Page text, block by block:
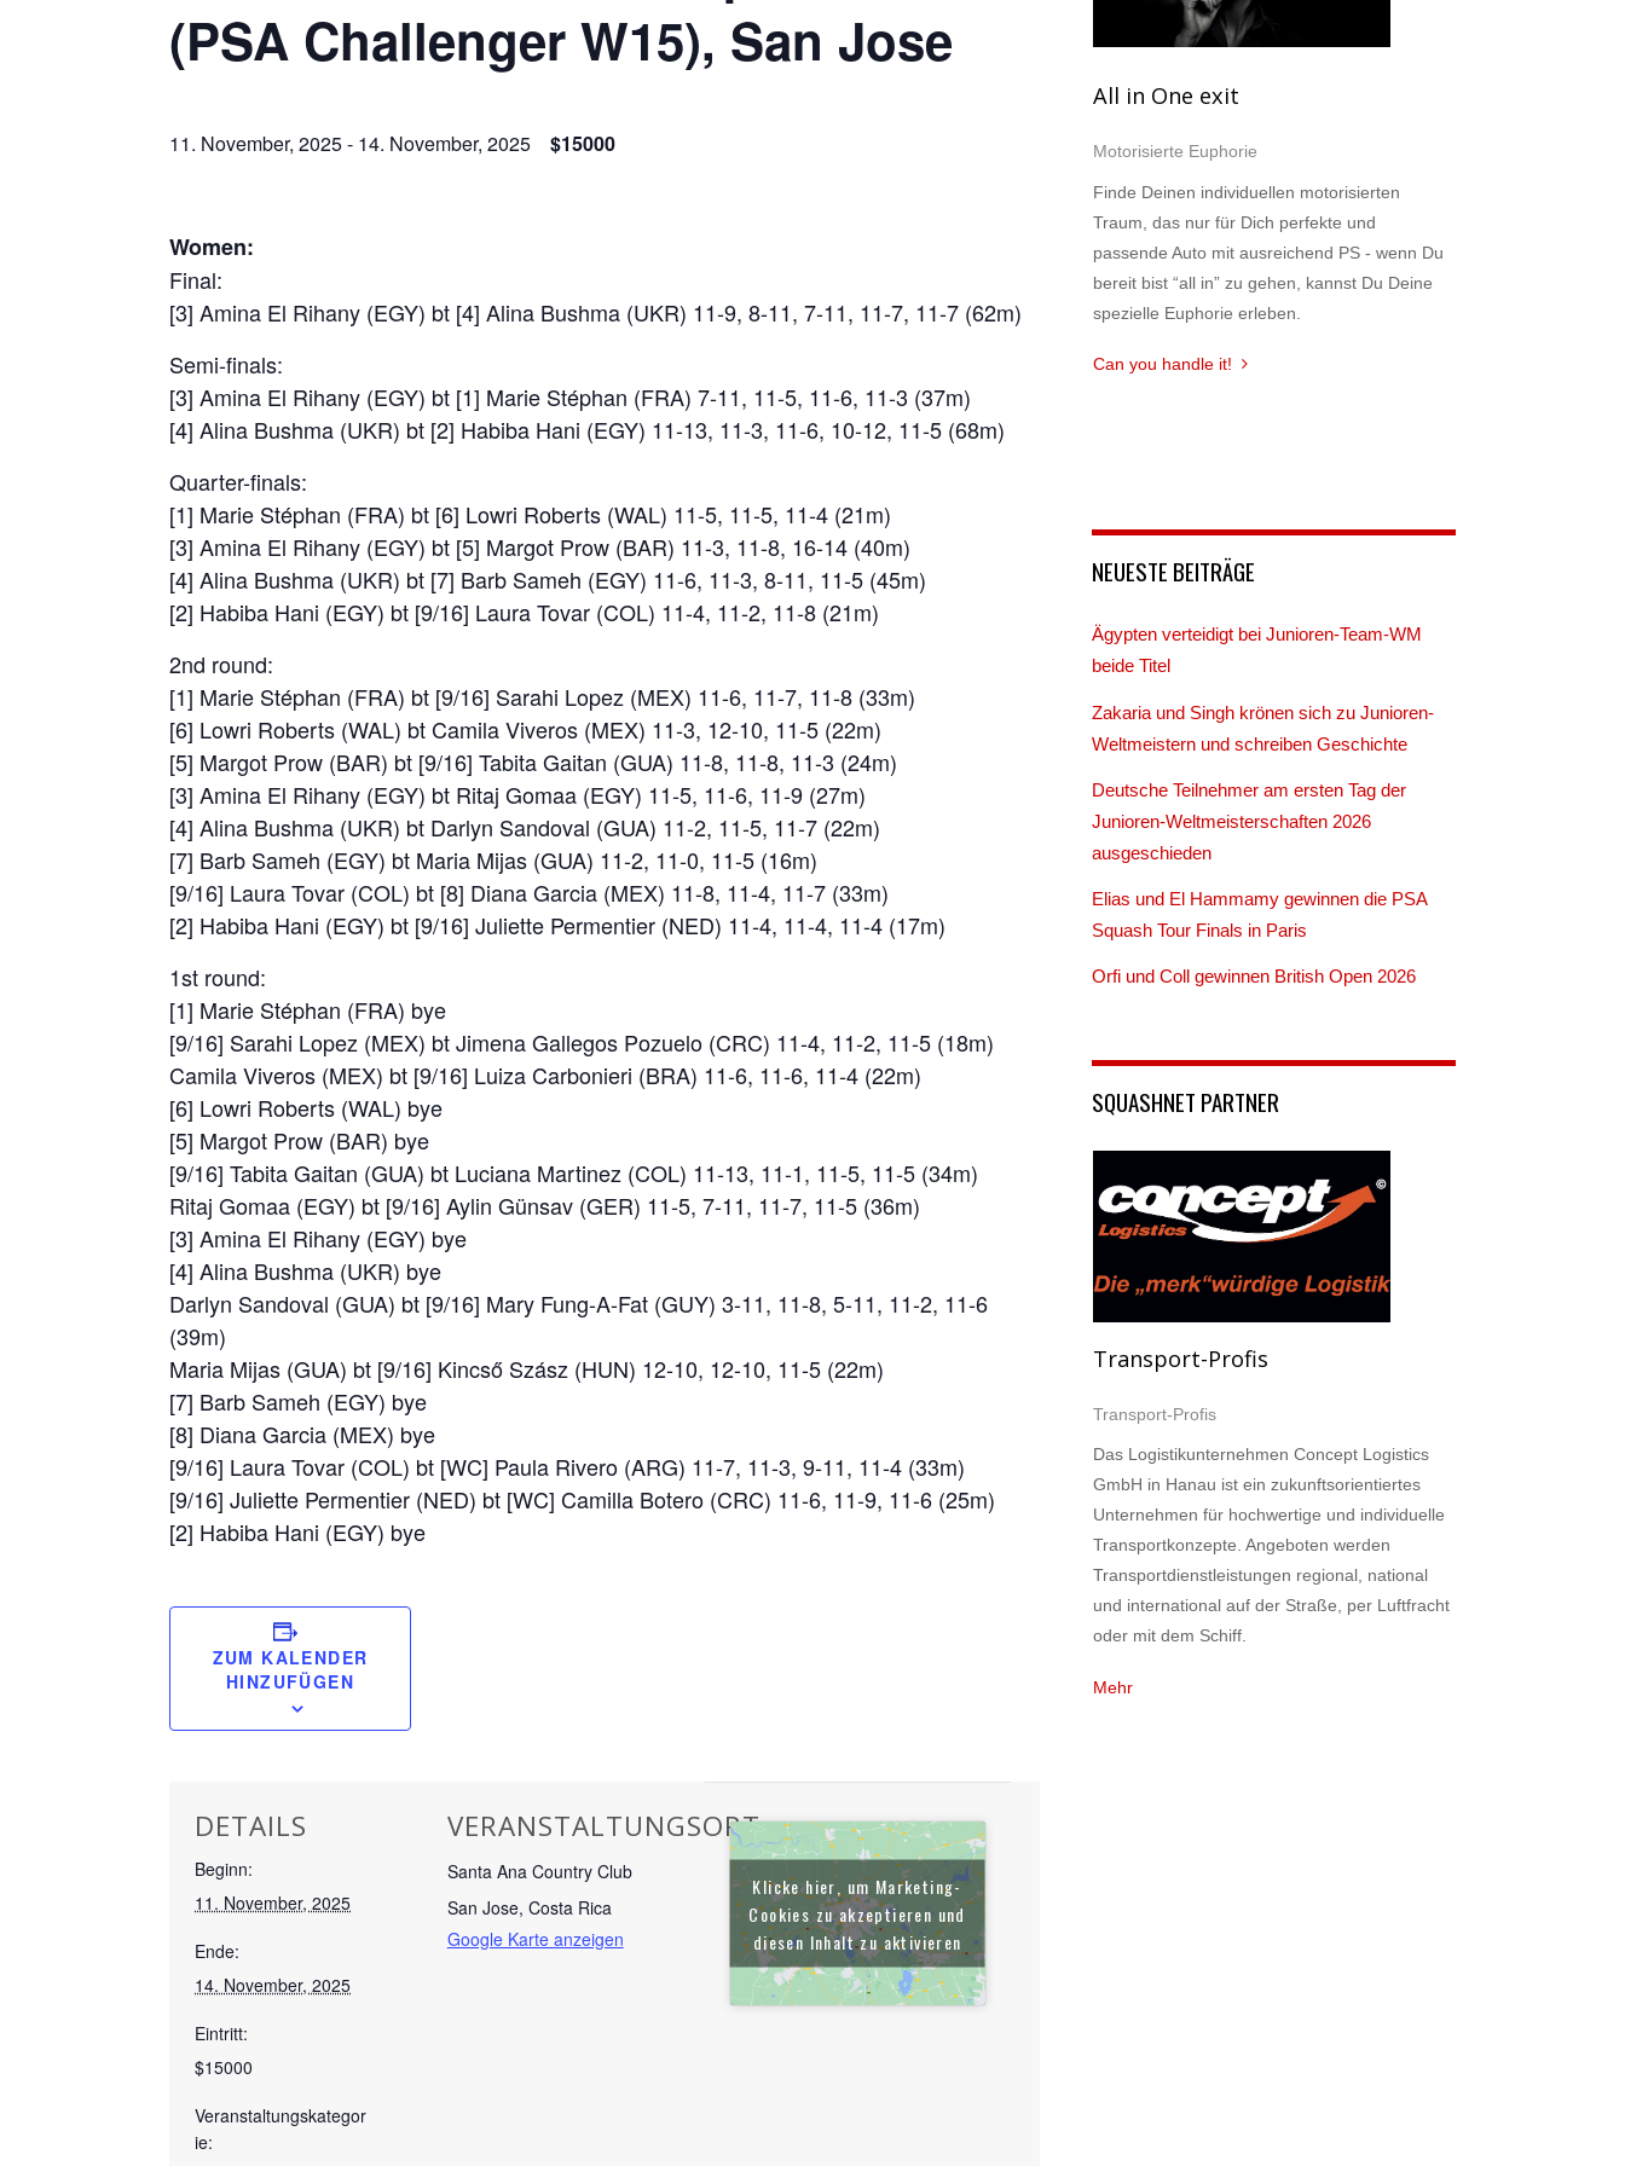
(PSA Challenger W15), San Jose
11. November, 2025- 14. November, 2025 $15000
Women:
Final:
[3] Amina El Rihany (EGY) bt [4] Alina Bushma (UKR) 11-9, 8-11, 7-11, 11-7, 11-7 (62m)
Semi-finals:
[3] Amina El Rihany (EGY) bt [1] Marie Stéphan (FRA) 7-11, 11-5, 11-6, 11-3 (37m)
[4] Alina Bushma (UKR) bt [2] Habiba Hani (EGY) 11-13, 11-3, 11-6, 10-12, 11-5 (68m)
Quarter-finals:
[1] Marie Stéphan (FRA) bt [6] Lowri Roberts (WAL) 11-5, 11-5, 11-4 (21m)
[3] Amina El Rihany (EGY) bt [5] Margot Prow (BAR) 11-3, 11-8, 16-14 (40m)
[4] Alina Bushma (UKR) bt [7] Barb Sameh (EGY) 11-6, 11-3, 8-11, 11-5 (45m)
[2] Habiba Hani (EGY) bt [9/16] Laura Tovar (COL) 11-4, 11-2, 11-8 (21m)
2nd round:
[1] Marie Stéphan (FRA) bt [9/16] Sarahi Lopez (MEX) 11-6, 11-7, 11-8 (33m)
[6] Lowri Roberts (WAL) bt Camila Viveros (MEX) 11-3, 12-10, 11-5 (22m)
[5] Margot Prow (BAR) bt [9/16] Tabita Gaitan (GUA) 11-8, 11-8, 11-3 (24m)
[3] Amina El Rihany (EGY) bt Ritaj Gomaa (EGY) 11-5, 11-6, 11-9 (27m)
[4] Alina Bushma (UKR) bt Darlyn Sandoval (GUA) 11-2, 11-5, 11-7 (22m)
[7] Barb Sameh (EGY) bt Maria Mijas (GUA) 11-2, 11-0, 11-5 (16m)
[9/16] Laura Tovar (COL) bt [8] Diana Garcia (MEX) 11-8, 11-4, 11-7 (33m)
[2] Habiba Hani (EGY) bt [9/16] Juliette Permentier (NED) 11-4, 11-4, 11-4 (17m)
1st round:
[1] Marie Stéphan (FRA) bye
[9/16] Sarahi Lopez (MEX) bt Jimena Gallegos Pozuelo (CRC) 11-4, 11-2, 11-5 (18m)
Camila Viveros (MEX) bt [9/16] Luiza Carbonieri (BRA) 11-6, 11-6, 11-4 (22m)
[6] Lowri Roberts (WAL) bye
[5] Margot Prow (BAR) bye
[9/16] Tabita Gaitan (GUA) bt Luciana Martinez (COL) 11-13, 11-1, 11-5, 11-5 (34m)
Ritaj Gomaa (EGY) bt [9/16] Aylin Günsav (GER) 11-5, 7-11, 11-7, 11-5 (36m)
[3] Amina El Rihany (EGY) bye
[4] Alina Bushma (UKR) bye
Darlyn Sandoval (GUA) bt [9/16] Mary Fung-A-Fat (GUY) 3-11, 11-8, 5-11, 11-2, 11-6
(39m)
Maria Mijas (GUA) bt [9/16] Kincső Szász (HUN) 12-10, 12-10, 11-5 (22m)
[7] Barb Sameh (EGY) bye
[8] Diana Garcia (MEX) bye
[9/16] Laura Tovar (COL) bt [WC] Paula Rivero (ARG) 11-7, 11-3, 9-11, 11-4 (33m)
[9/16] Juliette Permentier (NED) bt [WC] Camilla Botero (CRC) 11-6, 11-9, 11-6 (25m)
[2] Habiba Hani (EGY) bye
ZUM KALENDER
HINZUFÜGEN
DETAILS
Beginn:
11. November, 2025
Ende:
14. November, 2025
Eintritt:
$15000
Veranstaltungskategor
ie:
VERANSTALTUNGSORT
Santa Ana Country Club
San Jose, Costa Rica
Google Karte anzeigen
Klicke hier, um Marketing-
Cookies zu akzeptieren und
diesen Inhalt zu aktivieren
All in One exit
Motorisierte Euphorie
Finde Deinen individuellen motorisierten
Traum, das nur für Dich perfekte und
passende Auto mit ausreichend PS - wenn Du
bereit bist “all in” zu gehen, kannst Du Deine
spezielle Euphorie erleben.
Can you handle it!
NEUESTE BEITRÄGE
Ägypten verteidigt bei Junioren-Team-WM
beide Titel
Zakaria und Singh krönen sich zu Junioren-
Weltmeistern und schreiben Geschichte
Deutsche Teilnehmer am ersten Tag der
Junioren-Weltmeisterschaften 2026
ausgeschieden
Elias und El Hammamy gewinnen die PSA
Squash Tour Finals in Paris
Orfi und Coll gewinnen British Open 2026
SQUASHNET PARTNER
Transport-Profis
Transport-Profis
Das Logistikunternehmen Concept Logistics
GmbH in Hanau ist ein zukunftsorientiertes
Unternehmen für hochwertige und individuelle
Transportkonzepte. Angeboten werden
Transportdienstleistungen regional, national
und international auf der Straße, per Luftfracht
oder mit dem Schiff.
Mehr